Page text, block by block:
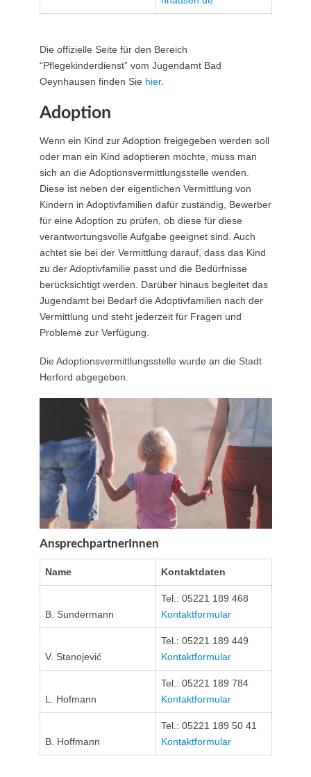
Die offizielle Seite für den Bereich
“Pflegekinderdienst” vom Jugendamt Bad
Oeynhausen finden Sie hier.
Adoption
Wenn ein Kind zur Adoption freigegeben werden soll
oder man ein Kind adoptieren möchte, muss man
sich an die Adoptionsvermittlungsstelle wenden.
Diese ist neben der eigentlichen Vermittlung von
Kindern in Adoptivfamilien dafür zuständig, Bewerber
für eine Adoption zu prüfen, ob diese für diese
verantwortungsvolle Aufgabe geeignet sind. Auch
achtet sie bei der Vermittlung darauf, dass das Kind
zu der Adoptivfamilie passt und die Bedürfnisse
berücksichtigt werden. Darüber hinaus begleitet das
Jugendamt bei Bedarf die Adoptivfamilien nach der
Vermittlung und steht jederzeit für Fragen und
Probleme zur Verfügung.
Die Adoptionsvermittlungsstelle wurde an die Stadt
Herford abgegeben.
AnsprechpartnerInnen
Name Kontaktdaten
B. Sundermann
Tel.: 05221 189 468
Kontaktformular
V. Stanojević
Tel.: 05221 189 449
Kontaktformular
L. Hofmann
Tel.: 05221 189 784
Kontaktformular
B. Hoffmann
Tel.: 05221 189 50 41
Kontaktformular